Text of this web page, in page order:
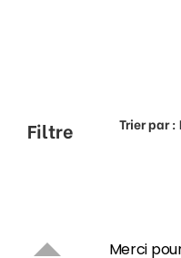
Filtre Trier par :
Merci